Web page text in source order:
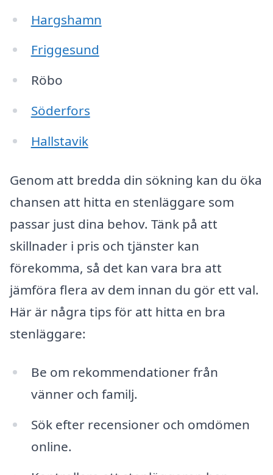
Hargshamn
Friggesund
Röbo
Söderfors
Hallstavik
Genom att bredda din sökning kan du öka
chansen att hitta en stenläggare som
passar just dina behov. Tänk på att
skillnader i pris och tjänster kan
förekomma, så det kan vara bra att
jämföra flera av dem innan du gör ett val.
Här är några tips för att hitta en bra
stenläggare:
Be om rekommendationer från
vänner och familj.
Sök efter recensioner och omdömen
online.